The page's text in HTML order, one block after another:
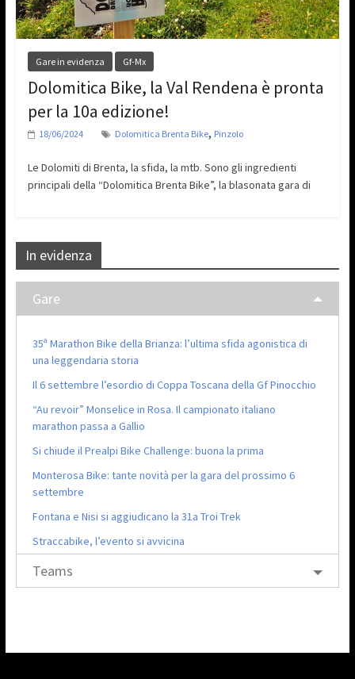
Gare in evidenza Gf-Mx
Dolomitica Bike, la Val Rendena è pronta
per la 10a edizione!
18/06/2024 Dolomitica Brenta Bike, Pinzolo
Le Dolomiti di Brenta, la sfida, la mtb. Sono gli ingredienti
principali della “Dolomitica Brenta Bike”, la blasonata gara di
In evidenza
Gare
35ª Marathon Bike della Brianza: l’ultima sfida agonistica di
una leggendaria storia
Il 6 settembre l’esordio di Coppa Toscana della Gf Pinocchio
“Au revoir” Monselice in Rosa. Il campionato italiano
marathon passa a Gallio
Si chiude il Prealpi Bike Challenge: buona la prima
Monterosa Bike: tante novità per la gara del prossimo 6
settembre
Fontana e Nisi si aggiudicano la 31a Troi Trek
Straccabike, l’evento si avvicina
Teams